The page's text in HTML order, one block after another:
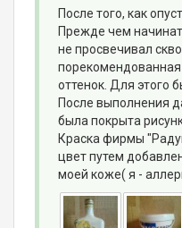
После того, как
Прежде чем
не просвечивал
оттенок. Для этого
После выполнения
была покрыта
Краска фирмы
цвет путем
моей коже( я -